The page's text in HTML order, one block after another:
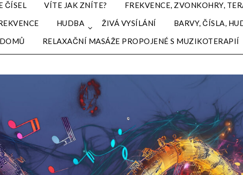
ČÍSEL VÍTE JAK ZNÍTE? FREKVENCE, ZVONKOHRY,
HUDBA ŽIVÁ VYSÍLÁNÍ BARVY, ČÍSLA,
DOMŮ RELAXAČNÍ MASÁŽE PROPOJENÉ S MUZIKOTERAPIÍ